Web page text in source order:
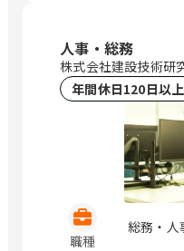
幌、仙
いたま新
前、浜町
人事・総務
株式会社建設技術研
年間休日120日以上
職種
総務・人